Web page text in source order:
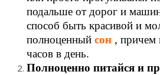
подальше от дорог и
способ быть красивой и
полноценный сон , причем
часов в день.
Полноценно питайся и